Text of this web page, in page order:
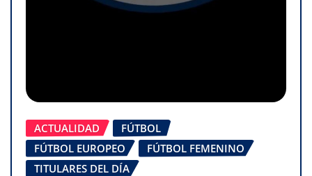
ACTUALIDAD
FÚTBOL
FÚTBOL EUROPEO
FÚTBOL FEMENINO
TITULARES DEL DÍA